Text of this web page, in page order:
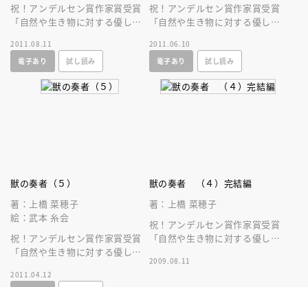
祝！アンデルセン賞作家賞受賞
「自然や生き物に対する優しさ
２００万部突破の壮大なファン
タジー！！
2011.08.11
電子あり
試し読み
祝！アンデルセン賞作家賞受賞
「自然や生き物に対する優しさ
２００万部突破の壮大なファン
タジー！！
2011.06.10
電子あり
試し読み
獣の奏者（５）
著：上橋 菜穂子
絵：武本 糸会
祝！アンデルセン賞作家賞受賞
「自然や生き物に対する優しさ
２００万部突破の壮大なファン
2011.04.12
獣の奏者 （４）完結編
著：上橋 菜穂子
祝！アンデルセン賞作家賞受賞
「自然や生き物に対する優しさ
２００万部突破の壮大なファン
2009.08.11